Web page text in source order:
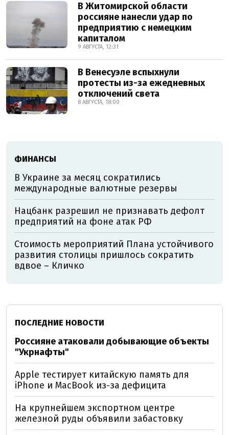
В Житомирской области
россияне нанесли удар по
предприятию с немецким
капиталом
9 АВГУСТА, 12:31
В Венесуэле вспыхнули
протесты из-за ежедневных
отключений света
8 АВГУСТА, 18:00
ФИНАНСЫ
В Украине за месяц сократились
международные валютные резервы
Нацбанк разрешил не признавать дефолт
предприятий на фоне атак РФ
Стоимость мероприятий Плана устойчивого
развития столицы пришлось сократить
вдвое – Кличко
ПОСЛЕДНИЕ НОВОСТИ
Россияне атаковали добывающие объекты
"Укрнафты"
Apple тестирует китайскую память для
iPhone и MacBook из-за дефицита
На крупнейшем экспортном центре
железной руды объявили забастовку